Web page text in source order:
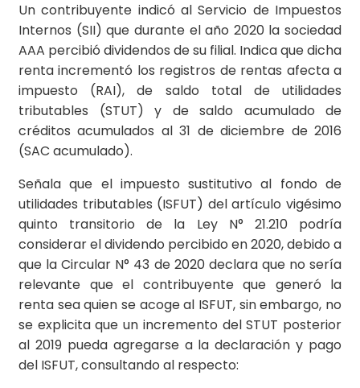
Un contribuyente indicó al Servicio de Impuestos
Internos (SII) que durante el año 2020 la sociedad
AAA percibió dividendos de su filial. Indica que dicha
renta incrementó los registros de rentas afecta a
impuesto (RAI), de saldo total de utilidades
tributables (STUT) y de saldo acumulado de
créditos acumulados al 31 de diciembre de 2016
(SAC acumulado).
Señala que el impuesto sustitutivo al fondo de
utilidades tributables (ISFUT) del artículo vigésimo
quinto transitorio de la Ley N° 21.210 podría
considerar el dividendo percibido en 2020, debido a
que la Circular N° 43 de 2020 declara que no sería
relevante que el contribuyente que generó la
renta sea quien se acoge al ISFUT, sin embargo, no
se explicita que un incremento del STUT posterior
al 2019 pueda agregarse a la declaración y pago
del ISFUT, consultando al respecto: